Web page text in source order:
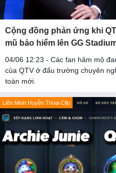
Cộng đồng phản ứng khi
mũ bảo hiểm lên GG
04/06 12:23 - Các fan hâm mộ
của QTV ở đấu trường chuyên
toàn mới.
Liên Minh Huyền Thoại Clip